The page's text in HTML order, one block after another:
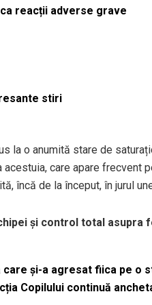
reacții adverse grave
stiri
la o anumită stare de
care apare frecvent
încă de la început, în jurul
și control total asupra
care și-a agresat fiica pe o
Copilului continuă